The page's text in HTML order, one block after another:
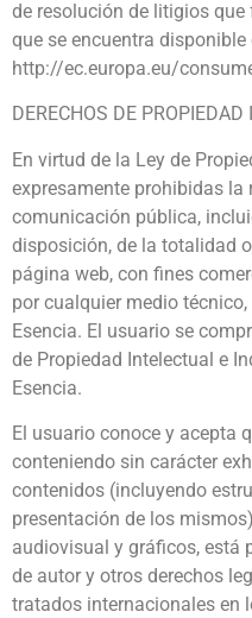
de resolución de litigios
que se encuentra
http://ec.europa.eu/
DERECHOS DE
En virtud de la Ley de
expresamente prohibidas
comunicación pública,
disposición, de la totalidad
página web, con fines
por cualquier medio
Esencia. El usuario se
de Propiedad Intelectual e
Esencia.
El usuario conoce y acepta
conteniendo sin carácter
contenidos (incluyendo
presentación de los
audiovisual y gráficos, está
de autor y otros derechos
tratados internacionales en